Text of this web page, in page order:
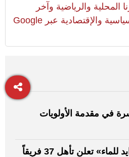
المحلية والرياضية وآخر
المستجدات السياسية والإقتصادية عبر Google
في مقدمة الأولويات
«مبادرة محمد بن زايد للماء» تعلن تأهل 37 فريقاً